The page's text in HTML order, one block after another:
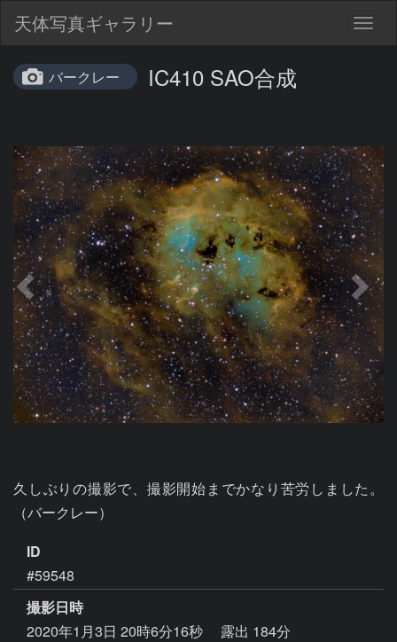
天体写真ギャラリー
バークレー IC410 SAO合成
久しぶりの撮影で、撮影開始までかなり苦労しました。
（バークレー）
ID
#59548
撮影日時
2020年1月3日 20時6分16秒
露出 184分